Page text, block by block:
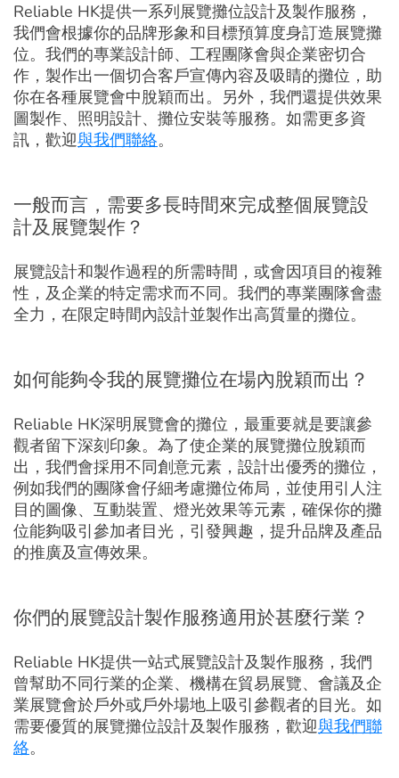
Reliable HK提供一系列展覽攤位設計及製作服務，
我們會根據你的品牌形象和目標預算度身訂造展覽攤
位。我們的專業設計師、工程團隊會與企業密切合
作，製作出一個切合客戶宣傳內容及吸睛的攤位，助
你在各種展覽會中脫穎而出。另外，我們還提供效果
圖製作、照明設計、攤位安裝等服務。如需更多資
訊，歡迎與我們聯絡。
一般而言，需要多長時間來完成整個展覽設
計及展覽製作？
展覽設計和製作過程的所需時間，或會因項目的複雜
性，及企業的特定需求而不同。我們的專業團隊會盡
全力，在限定時間內設計並製作出高質量的攤位。
如何能夠令我的展覽攤位在場內脫穎而出？
Reliable HK深明展覽會的攤位，最重要就是要讓參
觀者留下深刻印象。為了使企業的展覽攤位脫穎而
出，我們會採用不同創意元素，設計出優秀的攤位，
例如我們的團隊會仔細考慮攤位佈局，並使用引人注
目的圖像、互動裝置、燈光效果等元素，確保你的攤
位能夠吸引參加者目光，引發興趣，提升品牌及產品
的推廣及宣傳效果。
你們的展覽設計製作服務適用於甚麼行業？
Reliable HK提供一站式展覽設計及製作服務，我們
曾幫助不同行業的企業、機構在貿易展覽、會議及企
業展覽會於戶外或戶外場地上吸引參觀者的目光。如
需要優質的展覽攤位設計及製作服務，歡迎與我們聯
絡。